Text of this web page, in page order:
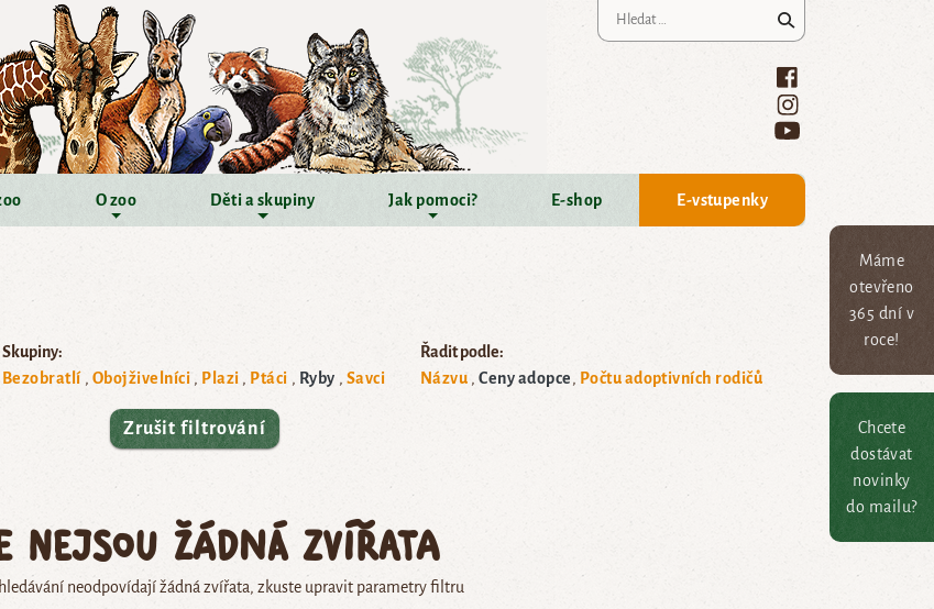
Máme
otevřeno
365 dní v
roce!
Chcete
dostávat
novinky
do mailu?
O zoo Děti a skupiny Jak pomoci? E-shop E-vstupenky
Skupiny:
Bezobratlí
Obojživelníci Plazi Ptáci Ryby Savci
Řadit podle:
Názvu
Ceny adopce Počtu adoptivních rodičů
Zrušit filtrování
nejsou žádná zvířata
neodpovídají žádná zvířata, zkuste upravit parametry filtru